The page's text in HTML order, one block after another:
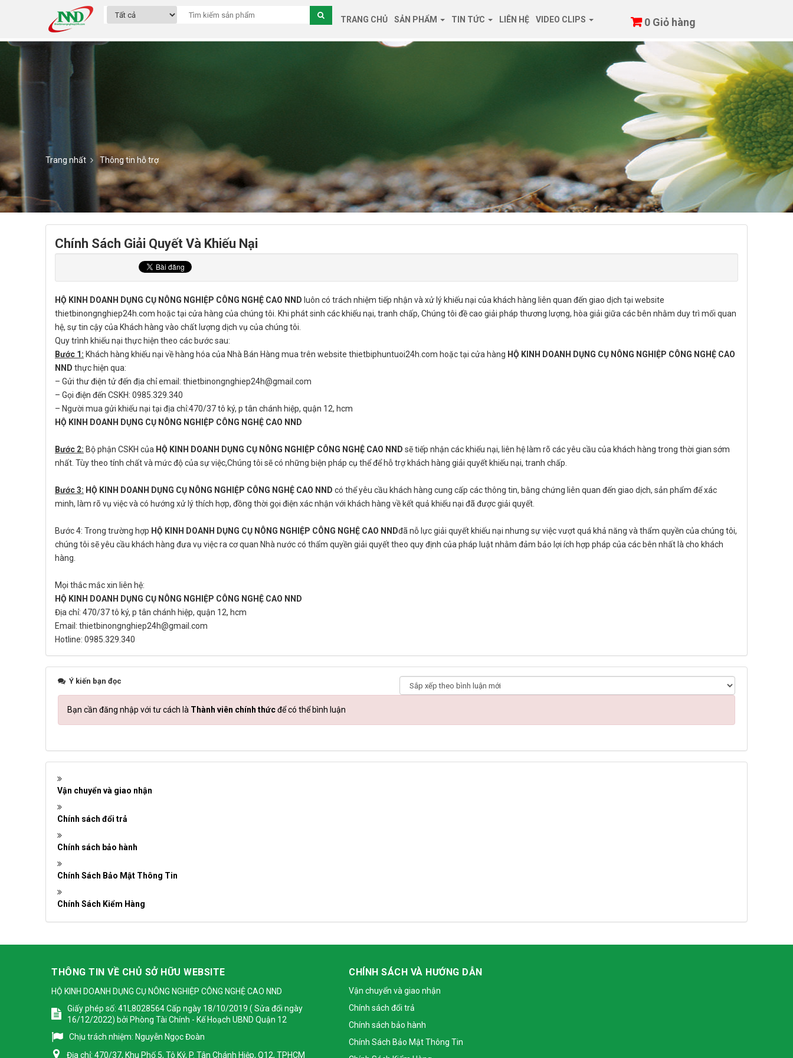
TRANG CHỦ SẢN PHẨM TIN TỨC LIÊN HỆ VIDEO CLIPS 0 Giỏ hàng
Trang nhất Thông tin hỗ trợ
Chính Sách Giải Quyết Và Khiếu Nại
HỘ KINH DOANH DỤNG CỤ NÔNG NGHIỆP CÔNG NGHỆ CAO NND luôn có trách nhiệm tiếp nhận và xử lý khiếu nại của khách hàng liên quan đến giao dịch tại website
thietbinongnghiep24h.com hoặc tại cửa hàng của chúng tôi. Khi phát sinh các khiếu nại, tranh chấp, Chúng tôi đề cao giải pháp thương lượng, hòa giải giữa các bên nhằm duy trì mối quan
hệ, sự tin cậy của Khách hàng vào chất lượng dịch vụ của chúng tôi.
Quy trình khiếu nại thực hiện theo các bước sau:
Bước 1: Khách hàng khiếu nại về hàng hóa của Nhà Bán Hàng mua trên website thietbiphuntuoi24h.com hoặc tại cửa hàng HỘ KINH DOANH DỤNG CỤ NÔNG NGHIỆP CÔNG NGHỆ CAO
NND thực hiện qua:
– Gửi thư điện tử đến địa chỉ email: thietbinongnghiep24h@gmail.com
– Gọi điện đến CSKH: 0985.329.340
– Người mua gửi khiếu nại tại địa chỉ:470/37 tô ký, p tân chánh hiệp, quận 12, hcm
HỘ KINH DOANH DỤNG CỤ NÔNG NGHIỆP CÔNG NGHỆ CAO NND
Bước 2: Bộ phận CSKH của HỘ KINH DOANH DỤNG CỤ NÔNG NGHIỆP CÔNG NGHỆ CAO NND sẽ tiếp nhận các khiếu nại, liên hệ làm rõ các yêu cầu của khách hàng trong thời gian sớm
nhất. Tùy theo tính chất và mức độ của sự việc,Chúng tôi sẽ có những biện pháp cụ thể để hỗ trợ khách hàng giải quyết khiếu nại, tranh chấp.
Bước 3: HỘ KINH DOANH DỤNG CỤ NÔNG NGHIỆP CÔNG NGHỆ CAO NND có thể yêu cầu khách hàng cung cấp các thông tin, bằng chứng liên quan đến giao dịch, sản phẩm để xác
minh, làm rõ vụ việc và có hướng xử lý thích hợp, đồng thời gọi điện xác nhận với khách hàng về kết quả khiếu nại đã được giải quyết.
Bước 4: Trong trường hợp HỘ KINH DOANH DỤNG CỤ NÔNG NGHIỆP CÔNG NGHỆ CAO NNDđã nỗ lực giải quyết khiếu nại nhưng sự việc vượt quá khả năng và thẩm quyền của chúng tôi,
chúng tôi sẽ yêu cầu khách hàng đưa vụ việc ra cơ quan Nhà nước có thẩm quyền giải quyết theo quy định của pháp luật nhằm đảm bảo lợi ích hợp pháp của các bên nhất là cho khách
hàng.
Mọi thắc mắc xin liên hệ:
HỘ KINH DOANH DỤNG CỤ NÔNG NGHIỆP CÔNG NGHỆ CAO NND
Địa chỉ: 470/37 tô ký, p tân chánh hiệp, quận 12, hcm
Email: thietbinongnghiep24h@gmail.com
Hotline: 0985.329.340
Ý kiến bạn đọc
Bạn cần đăng nhập với tư cách là Thành viên chính thứcđể có thể bình luận
Vận chuyển và giao nhận
Chính sách đổi trả
Chính sách bảo hành
Chính Sách Bảo Mật Thông Tin
Chính Sách Kiểm Hàng
THÔNG TIN VỀ CHỦ SỞ HỮU WEBSITE
HỘ KINH DOANH DỤNG CỤ NÔNG NGHIỆP CÔNG NGHỆ CAO NND
Giấy phép số: 41L8028564 Cấp ngày 18/10/2019 ( Sửa đổi ngày
16/12/2022) bởi Phòng Tài Chính - Kế Hoạch UBND Quận 12
Chịu trách nhiệm: Nguyễn Ngọc Đoàn
Địa chỉ: 470/37, Khu Phố 5, Tô Ký, P. Tân Chánh Hiệp, Q12, TPHCM
CHÍNH SÁCH VÀ HƯỚNG DẪN
Vận chuyển và giao nhận
Chính sách đổi trả
Chính sách bảo hành
Chính Sách Bảo Mật Thông Tin